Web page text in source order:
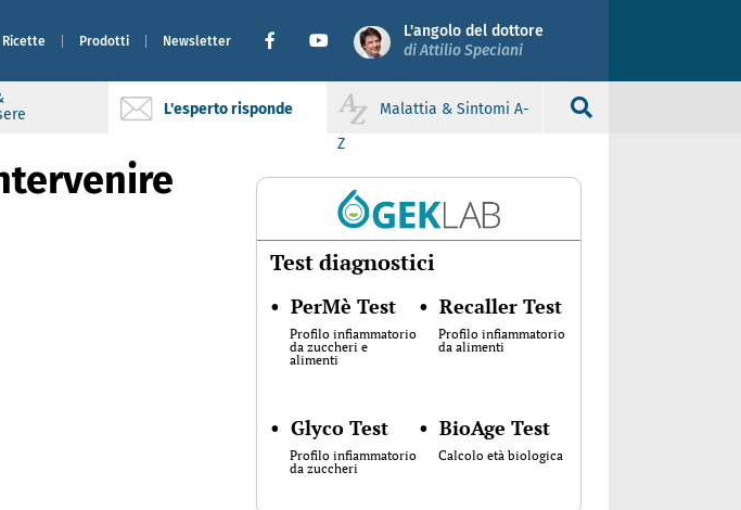
Ricette Prodotti Newsletter
L'angolo del dottore
di Attilio Speciani
L'esperto risponde
Malattia & Sintomi A-
Z
Test diagnostici
• PerMè Test
Profilo infiammatorio
da zuccheri e
alimenti
• Recaller Test
Profilo infiammatorio
da alimenti
• Glyco Test
Profilo infiammatorio
da zuccheri
• BioAge Test
Calcolo età biologica